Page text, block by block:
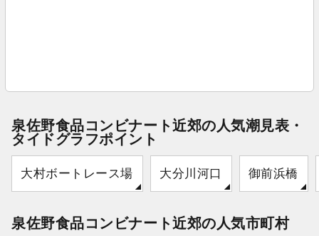
泉佐野食品コンビナート近郊の人気潮見表・
タイドグラフポイント
大村ボートレース場 大分川河口 御前浜橋
泉佐野食品コンビナート近郊の人気市町村